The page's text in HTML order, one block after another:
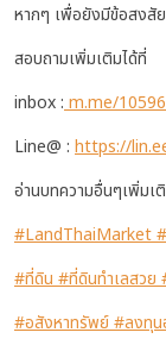
หากๆ เพื่อยังมีข้อสงสั
สอบถามเพิ่มเติมได้ที่
inbox : m.me/
Line@ : https://
อ่านบทความอื่นๆเพิ่มเ
#LandThaiMarket
#ที่ดิน #ที่ดินทำเลสวย
#อสังหาทรัพย์#ลงทุน